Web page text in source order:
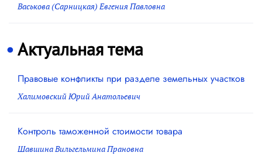
Васькова (Сарницкая) Евгения Павловна
Актуальная тема
Правовые конфликты при разделе земельных участков
Халимовский Юрий Анатольевич
Контроль таможенной стоимости товара
Шавшина Вильгельмина Прановна